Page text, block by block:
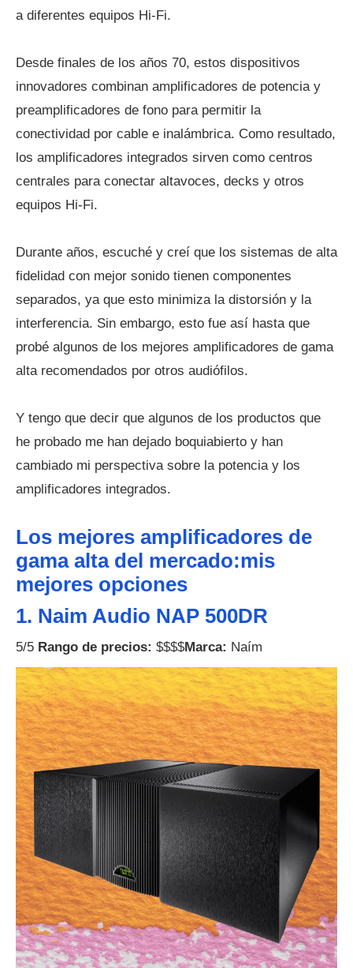
a diferentes equipos Hi-Fi.
Desde finales de los años 70, estos dispositivos
innovadores combinan amplificadores de potencia y
preamplificadores de fono para permitir la
conectividad por cable e inalámbrica. Como resultado,
los amplificadores integrados sirven como centros
centrales para conectar altavoces, decks y otros
equipos Hi-Fi.
Durante años, escuché y creí que los sistemas de alta
fidelidad con mejor sonido tienen componentes
separados, ya que esto minimiza la distorsión y la
interferencia. Sin embargo, esto fue así hasta que
probé algunos de los mejores amplificadores de gama
alta recomendados por otros audiófilos.
Y tengo que decir que algunos de los productos que
he probado me han dejado boquiabierto y han
cambiado mi perspectiva sobre la potencia y los
amplificadores integrados.
Los mejores amplificadores de
gama alta del mercado:mis
mejores opciones
1. Naim Audio NAP 500DR
5/5 Rango de precios: $$$$Marca: Naím